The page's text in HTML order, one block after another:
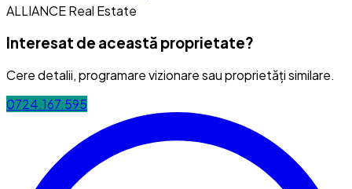
ALLIANCE Real Estate
Interesat de această proprietate?
Cere detalii, programare vizionare sau proprietăți similare.
0724.167.595